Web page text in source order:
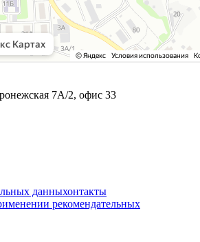
7А/2, офис 33
данныхонтакты
рекомендательных